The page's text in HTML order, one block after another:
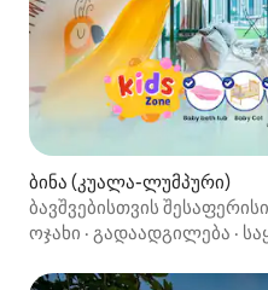
ბინა (კუალა-ლუმპური)
ბავშვებისთვის
სკაი‑ლოფტი Jelatek‑ში,
ოჯახი · გადაადგილება ·